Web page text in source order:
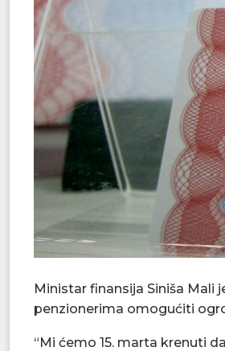
Ministar finansija Siniša Mali
penzionerima omogućiti
“Mi ćemo 15. marta krenuti